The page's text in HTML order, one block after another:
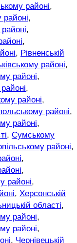
районі,
районі,
,
,
, Рівненській
районі,
районі,
,
районі,
районі,
районі,
, Сумському
районі,
,
,
районі,
, Херсонській
області,
районі,
районі,
, Чернівецькій